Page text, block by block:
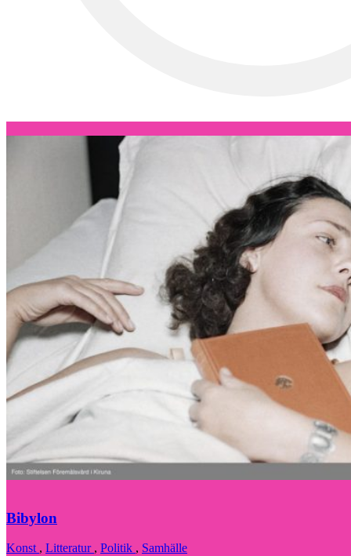
Bibylon
Konst , Litteratur , Politik , Samhälle